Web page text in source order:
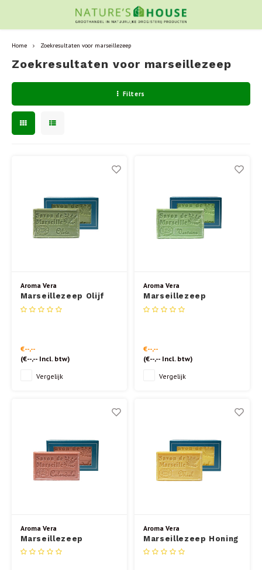
Home Zoekresultaten voor marseillezeep
Zoekresultaten voor marseillezeep
Filters
Aroma Vera
Marseillezeep Olijf
125 gr.
€--,--
(€--,--Incl. btw)
Vergelijk
Aroma Vera
Marseillezeep
Verveine 125 gr.
€--,--
(€--,-- Incl. btw)
Vergelijk
Aroma Vera
Marseillezeep
Calendula 125 gr.
Aroma Vera
Marseillezeep Honing
125 gr.